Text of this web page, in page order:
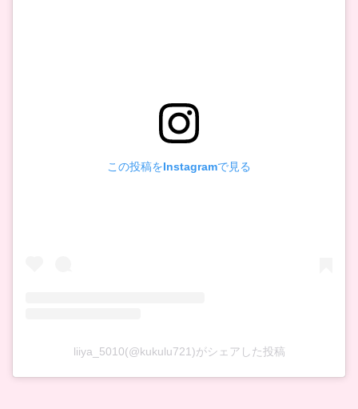
この投稿をInstagramで見る
liiya_5010(@kukulu721)がシェアした投稿